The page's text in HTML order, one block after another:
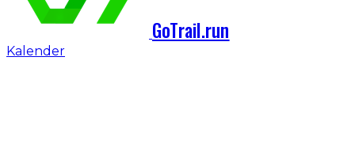
GoTrail.run
Kalender